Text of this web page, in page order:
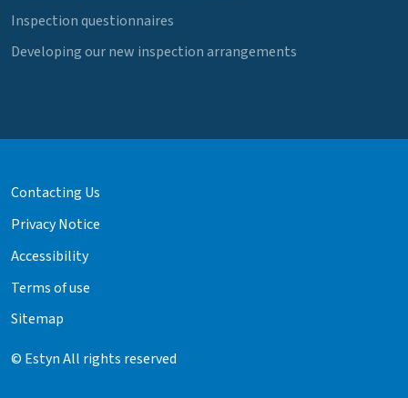
Inspection questionnaires
Developing our new inspection arrangements
Contacting Us
Privacy Notice
Accessibility
Terms of use
Sitemap
© Estyn All rights reserved